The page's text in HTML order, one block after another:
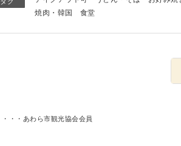
焼肉・韓国
食堂
・・・あわら市観光協会会員